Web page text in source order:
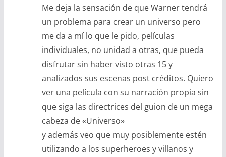
Me deja la sensación de que Warner tendrá
un problema para crear un universo pero
me da a mí lo que le pido, películas
individuales, no unidad a otras, que pueda
disfrutar sin haber visto otras 15 y
analizados sus escenas post créditos. Quiero
ver una película con su narración propia sin
que siga las directrices del guion de un mega
cabeza de «Universo»
y además veo que muy posiblemente estén
utilizando a los superheroes y villanos y